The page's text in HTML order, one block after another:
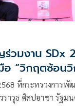
วมงาน SDx
อ “วิกฤตซ้อน
กรและสภาพภู
.นี้ ที่ศูนย์ฯ สิริ
ที่กระทรวงการพั
าวุธ ศิลปอาชา รัฐมน